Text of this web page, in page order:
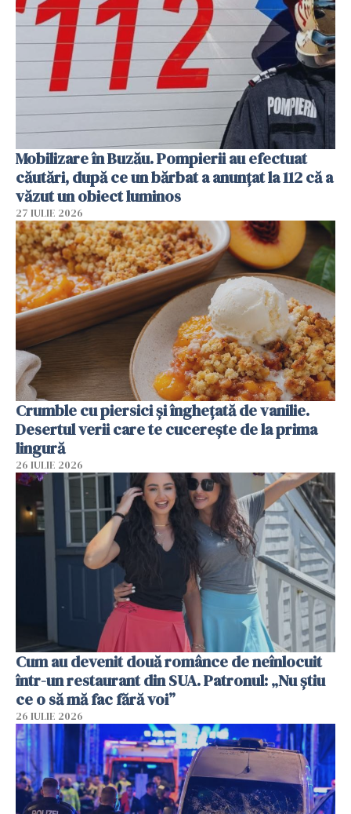
Mobilizare în Buzău. Pompierii au efectuat
căutări, după ce un bărbat a anunțat la 112 că a
văzut un obiect luminos
27 IULIE 2026
Crumble cu piersici și înghețată de vanilie.
Desertul verii care te cucerește de la prima
lingură
26 IULIE 2026
Cum au devenit două românce de neînlocuit
într-un restaurant din SUA. Patronul: „Nu știu
ce o să mă fac fără voi”
26 IULIE 2026